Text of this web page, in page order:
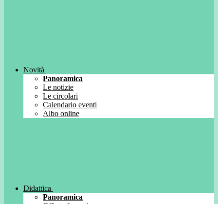
Novità
Panoramica
Le notizie
Le circolari
Calendario eventi
Albo online
Didattica
Panoramica